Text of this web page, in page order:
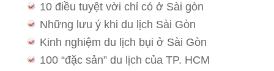
10 điều tuyệt vời chỉ có ở Sài gòn
Những lưu ý khi du lịch Sài Gòn
Kinh nghiệm du lịch bụi ở Sài Gòn
100 “đặc sản” du lịch của TP. HCM